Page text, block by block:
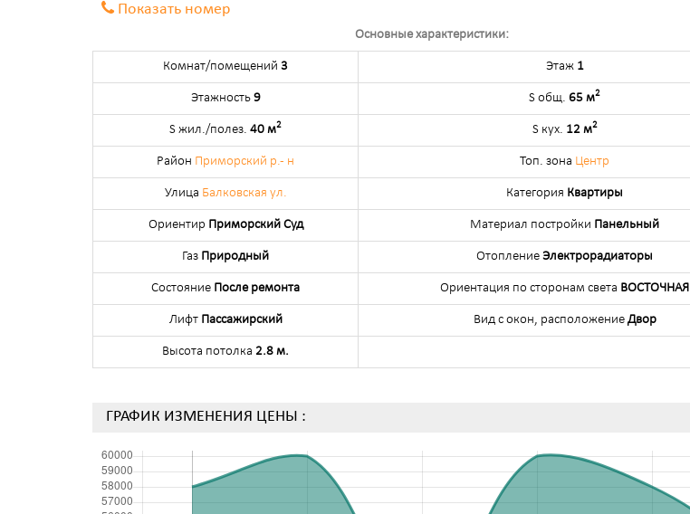
Показать номер
Основные характеристики:
Комнат/помещений 3 Этаж 1
Этажность 9 S общ. 65 м2
S жил./полез. 40 м2 S кух. 12 м2
Район Приморский р.- н Топ. зона Центр
Улица Балковская ул. Категория Квартиры
Ориентир Приморский Суд Материал постройки Панельный
Газ Природный Отопление Электрорадиаторы
Состояние После ремонта Ориентация по сторонам света ВОСТОЧНАЯ
Лифт Пассажирский Вид с окон, расположение Двор
Высота потолка 2.8 м.
ГРАФИК ИЗМЕНЕНИЯ ЦЕНЫ :